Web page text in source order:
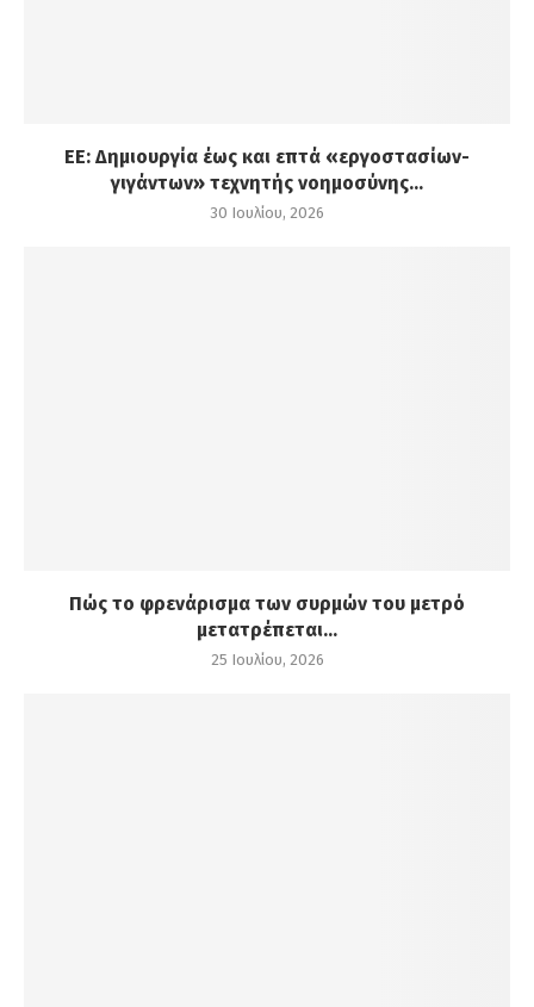
ΕΕ: Δημιουργία έως και επτά «εργοστασίων-
γιγάντων» τεχνητής νοημοσύνης...
30 Ιουλίου, 2026
Πώς το φρενάρισμα των συρμών του μετρό
μετατρέπεται...
25 Ιουλίου, 2026